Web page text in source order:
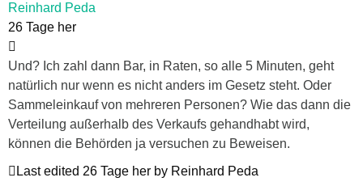
Reinhard Peda
26 Tage her
Und? Ich zahl dann Bar, in Raten, so alle 5 Minuten, geht
natürlich nur wenn es nicht anders im Gesetz steht. Oder
Sammeleinkauf von mehreren Personen? Wie das dann die
Verteilung außerhalb des Verkaufs gehandhabt wird,
können die Behörden ja versuchen zu Beweisen.
Last edited 26 Tage her by Reinhard Peda